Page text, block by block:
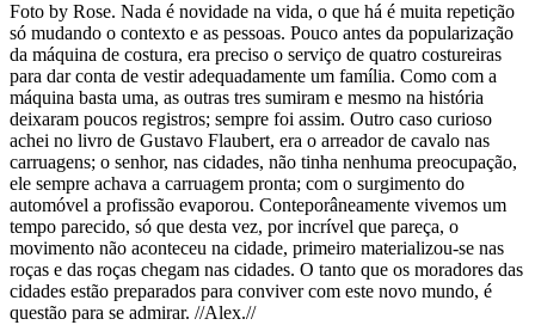
Foto by Rose. Nada é novidade na vida, o que há é muita repetição
só mudando o contexto e as pessoas. Pouco antes da popularização
da máquina de costura, era preciso o serviço de quatro costureiras
para dar conta de vestir adequadamente um família. Como com a
máquina basta uma, as outras tres sumiram e mesmo na história
deixaram poucos registros; sempre foi assim. Outro caso curioso
achei no livro de Gustavo Flaubert, era o arreador de cavalo nas
carruagens; o senhor, nas cidades, não tinha nenhuma preocupação,
ele sempre achava a carruagem pronta; com o surgimento do
automóvel a profissão evaporou. Conteporâneamente vivemos um
tempo parecido, só que desta vez, por incrível que pareça, o
movimento não aconteceu na cidade, primeiro materializou-se nas
roças e das roças chegam nas cidades. O tanto que os moradores das
cidades estão preparados para conviver com este novo mundo, é
questão para se admirar. //Alex.//